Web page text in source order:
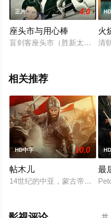
正片 4.0
座头市与用心棒
盲剑客座头市（胜新太郎 饰
火
清
相关推荐
HD中字 10.0
帖木儿
14世纪的中亚，蒙古帝国分崩
最